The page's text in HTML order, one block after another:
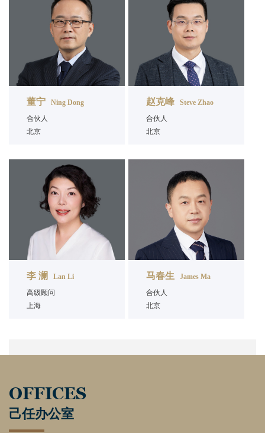
董宁
Ning Dong
合伙人
北京
赵克峰
Steve Zhao
合伙人
北京
李 澜
Lan Li
高级顾问
上海
马春生
James Ma
合伙人
北京
OFFICES
己任办公室